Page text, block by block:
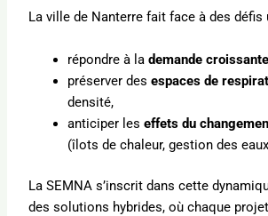
La ville de Nanterre fait face à des défis
répondre à lademande
préserver desespaces de
densité,
anticiper leseffets du
(îlots de chaleur, gestion des
La SEMNA s’inscrit dans cette
des solutions hybrides, où chaque